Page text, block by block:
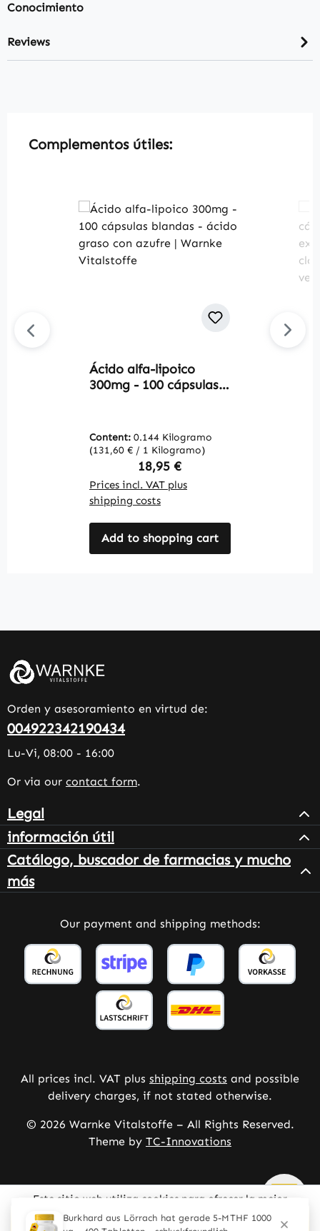
Conocimiento
Reviews
Skip product gallery
Complementos útiles:
Ácido alfa-lipoico
300mg - 100 cápsulas
Vitalstoffe
Content: 0.144 Kilogramo
(131,60 € / 1 Kilogramo)
Regular price:
18,95 €
Prices incl. VAT plus
shipping costs
Add to shopping cart
Orden y asesoramiento en virtud de:
004922342190434
Lu-Vi, 08:00 - 16:00
Or via our contact form.
Legal
información útil
Catálogo, buscador de farmacias y mucho
más
Our payment and shipping methods:
All prices incl. VAT plus shipping costs and possible
delivery charges, if not stated otherwise.
© 2026 Warnke Vitalstoffe – All Rights Reserved.
Theme by TC-Innovations
Este sitio web utiliza cookies para ofrecer la mejor
experiencia posible.Mehr Informationen ...